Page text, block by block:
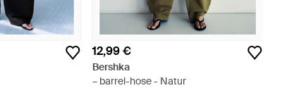
12,99 €
Bershka
– barrel-hose - Natur